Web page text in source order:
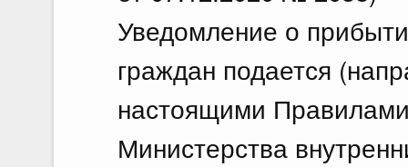
Уведомление о
граждан подается
настоящими
Министерства